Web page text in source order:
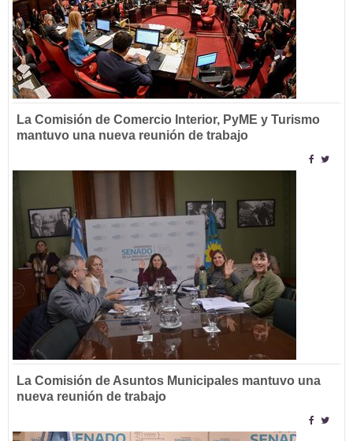
La Comisión de Comercio Interior, PyME y Turismo
mantuvo una nueva reunión de trabajo
La Comisión de Asuntos Municipales mantuvo una
nueva reunión de trabajo